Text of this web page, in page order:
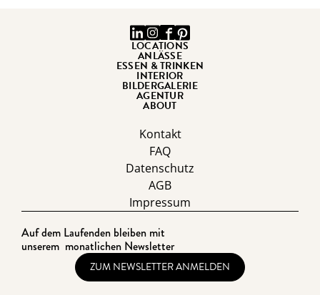
LOCATIONS
ANLÄSSE
ESSEN & TRINKEN
INTERIOR
BILDERGALERIE
AGENTUR
ABOUT
Kontakt
FAQ
Datenschutz
AGB
Impressum
Auf dem Laufenden bleiben mit
unserem monatlichen Newsletter
ZUM NEWSLETTER ANMELDEN